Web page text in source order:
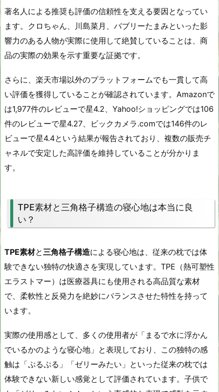
著名人による推奨も評価の信頼性を支える要因となってい
ます。クロちゃん、川島菜月、バブリーたまみといった影
響力のある人物が実際に使用して絶賛していることは、商
品の実際の効果を示す重要な証拠です。
さらに、楽天市場以外のプラットフォームでも一貫して高
い評価を獲得していることが確認されています。Amazonで
は1,977件のレビューで星4.2、Yahoo!ショッピングでは106
件のレビューで星4.27、ビックカメラ.comでは146件のレ
ビューで星4.4という結果が報告されており、複数の販売チ
ャネルで安定した高評価を維持していることが分かりま
す。
TPE素材と三角格子構造の寝心地は本当に良
い？
TPE素材と 三角格子構造による寝心地は、従来の枕では体
験できない独特の快適さを実現しています。TPE（熱可塑性
エラストマー）は医療器具にも使用される高品質な素材
で、柔軟性と反発力を絶妙にバランスさせた特性を持って
います。
実際の使用感として、多くの使用者が「まるで水に浮かん
でいるかのような寝心地」と表現しており、この独特の感
触は「ぷるぷる」「ゼリーみたい」といった従来の枕では
体験できない新しい感覚として評価されています。子供で